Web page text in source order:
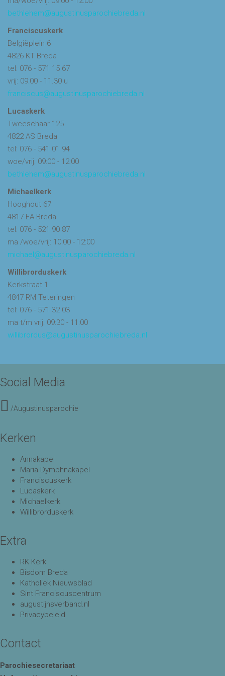
bethlehem@augustinusparochiebreda.nl
Franciscuskerk
Belgiëplein 6
4826 KT Breda
tel: 076 - 571 15 67
vrij: 09:00 - 11.30 u
franciscus@augustinusparochiebreda.nl
Lucaskerk
Tweeschaar 125
4822 AS Breda
tel: 076 - 541 01 94
woe/vrij: 09:00 - 12:00
bethlehem@augustinusparochiebreda.nl
Michaelkerk
Hooghout 67
4817 EA Breda
tel: 076 - 521 90 87
ma /woe/vrij: 10:00 - 12:00
michael@augustinusparochiebreda.nl
Willibrorduskerk
Kerkstraat 1
4847 RM Teteringen
tel: 076 - 571 32 03
ma t/m vrij: 09:30 - 11:00
willibrordus@augustinusparochiebreda.nl
Social Media
/Augustinusparochie
Kerken
Annakapel
Maria Dymphnakapel
Franciscuskerk
Lucaskerk
Michaelkerk
Willibrorduskerk
Extra
RK Kerk
Bisdom Breda
Katholiek Nieuwsblad
Sint Franciscuscentrum
augustijnsverband.nl
Privacybeleid
Contact
Parochiesecretariaat